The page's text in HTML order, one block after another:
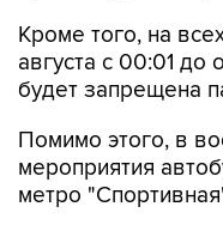
Кроме того, на
августа с 00:01 до
будет запрещена
Помимо этого, в
мероприятия
метро